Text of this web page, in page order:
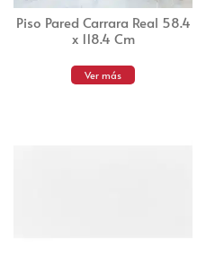
Piso Pared Carrara Real 58.4
x 118.4 Cm
Ver más